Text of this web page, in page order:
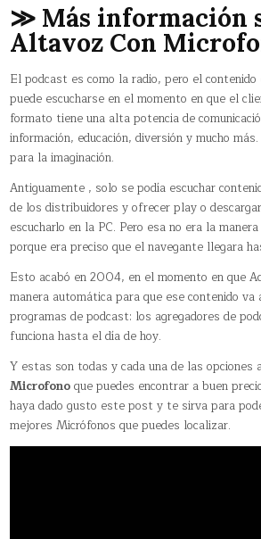
≫ Más información
Altavoz Con
El podcast es como la radio, pero el
puede escucharse en el momento en que el
formato tiene una alta potencia de
información, educación, diversión y mucho
para la imaginación.
Antiguamente , solo se podía escuchar
de los distribuidores y ofrecer play o
escucharlo en la PC. Pero esa no era la
porque era preciso que el navegante llegara
Esto acabó en 2004, en el momento en que
manera automática para que ese contenido
programas de podcast: los agregadores de
funciona hasta el día de hoy.
Y estas son todas y cada una de las opciones
Microfonoque puedes encontrar a buen
haya dado gusto este post y te sirva para
mejores Micrófonos que puedes localizar.